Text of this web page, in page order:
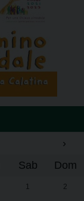
›
Sab Dom
1 2